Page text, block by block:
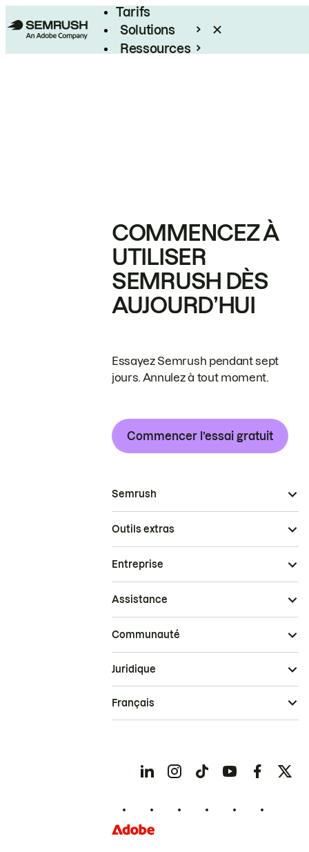
Tarifs
Solutions
Ressources
COMMENCEZ À
UTILISER
SEMRUSH DÈS
AUJOURD’HUI
Essayez Semrush pendant sept
jours. Annulez à tout moment.
Commencer l’essai gratuit
Semrush
Outils extras
Entreprise
Assistance
Communauté
Juridique
Français